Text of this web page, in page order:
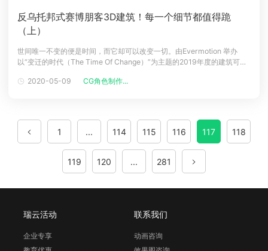
反乌托邦式赛博朋客3D建筑！每一个细节都值得跪
（上）
世间唯一不变的便是时间，而它却可以改变一切。由Evermotion 举办
以“变迁的时代（The Time Of Change）”为主题的2019年度的建筑可视
战，它会影响生活的方方面面。我们会在未来50年或100年后面临世界末
2020-05-09 CG角色制作...
1 ... 114 115 116 117 118
119 120 ... 281
瑞云活动
企业专享
联系我们
动画咨询